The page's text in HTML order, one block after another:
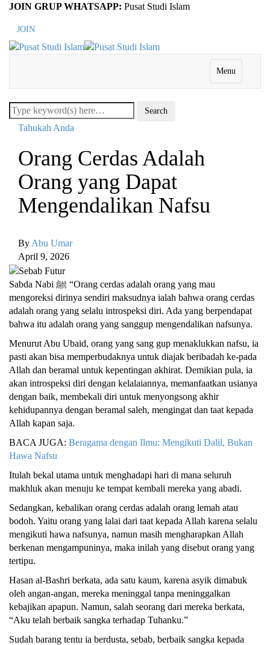
JOIN GRUP WHATSAPP: Pusat Studi Islam
JOIN
Menu
Tahukah Anda
Orang Cerdas Adalah
Orang yang Dapat
Mengendalikan Nafsu
By Abu Umar
April 9, 2026
Sabda Nabi ﷺ “Orang cerdas adalah orang yang mau
mengoreksi dirinya sendiri maksudnya ialah bahwa orang cerdas
adalah orang yang selalu introspeksi diri. Ada yang berpendapat
bahwa itu adalah orang yang sanggup mengendalikan nafsunya.
Menurut Abu Ubaid, orang yang sang gup menaklukkan nafsu, ia
pasti akan bisa memperbudaknya untuk diajak beribadah ke-pada
Allah dan beramal untuk kepentingan akhirat. Demikian pula, ia
akan introspeksi diri dengan kelalaiannya, memanfaatkan usianya
dengan baik, membekali diri untuk menyongsong akhir
kehidupannya dengan beramal saleh, mengingat dan taat kepada
Allah kapan saja.
BACA JUGA: Beragama dengan Ilmu: Mengikuti Dalil, Bukan
Hawa Nafsu
Itulah bekal utama untuk menghadapi hari di mana seluruh
makhluk akan menuju ke tempat kembali mereka yang abadi.
Sedangkan, kebalikan orang cerdas adalah orang lemah atau
bodoh. Yaitu orang yang lalai dari taat kepada Allah karena selalu
mengikuti hawa nafsunya, namun masih mengharapkan Allah
berkenan mengampuninya, maka inilah yang disebut orang yang
tertipu.
Hasan al-Bashri berkata, ada satu kaum, karena asyik dimabuk
oleh angan-angan, mereka meninggal tanpa meninggalkan
kebajikan apapun. Namun, salah seorang dari mereka berkata,
“Aku telah berbaik sangka terhadap Tuhanku.”
Sudah barang tentu ia berdusta, sebab, berbaik sangka kepada